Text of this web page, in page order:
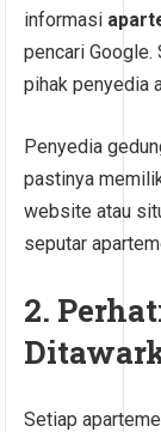
informasi
pencari Google.
pihak penyedia
Penyedia
pastinya
website atau
seputar
2.
Setiap